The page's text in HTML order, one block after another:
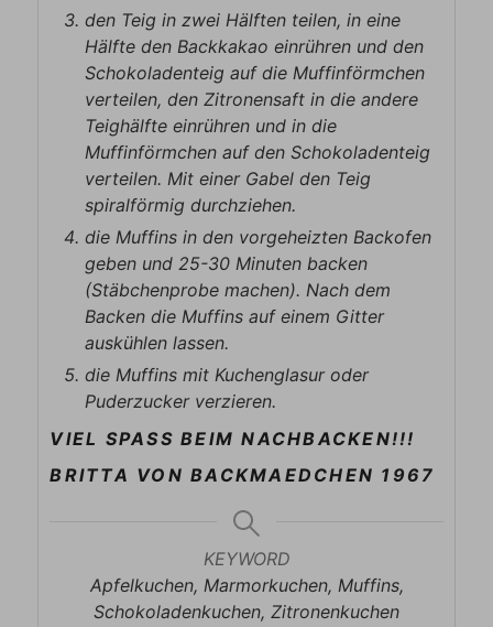
den Teig in zwei Hälften teilen, in eine
Hälfte den Backkakao einrühren und den
Schokoladenteig auf die Muffinförmchen
verteilen, den Zitronensaft in die andere
Teighälfte einrühren und in die
Muffinförmchen auf den Schokoladenteig
verteilen. Mit einer Gabel den Teig
spiralförmig durchziehen.
die Muffins in den vorgeheizten Backofen
geben und 25-30 Minuten backen
(Stäbchenprobe machen). Nach dem
Backen die Muffins auf einem Gitter
auskühlen lassen.
die Muffins mit Kuchenglasur oder
Puderzucker verzieren.
VIEL SPASS BEIM NACHBACKEN!!!
BRITTA VON BACKMAEDCHEN 1967
KEYWORD
Apfelkuchen, Marmorkuchen, Muffins,
Schokoladenkuchen, Zitronenkuchen